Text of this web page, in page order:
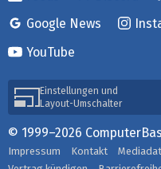
Google News
YouTube
Einstellungen und
Layout-Umschalter
© 1999–2026
Impressum Kontakt